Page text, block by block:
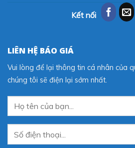
Kết nối
LIÊN HỆ BÁO GIÁ
Vui lòng để lại thông tin cá nhân của
chúng tôi sẽ điện lại sớm nhất.